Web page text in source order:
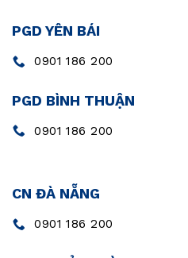
PGD YÊN BÁI
0901 186 200
PGD BÌNH THUẬN
0901 186 200
CN ĐÀ NẴNG
0901 186 200